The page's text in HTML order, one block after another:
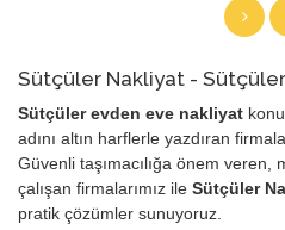
Sütçüler Nakliyat -
Sütçüler evden eve nakliyat
adını altın harflerle yazdıran
Güvenli taşımacılığa önem veren,
çalışan firmalarımız ile Sütçüler
pratik çözümler sunuyoruz.